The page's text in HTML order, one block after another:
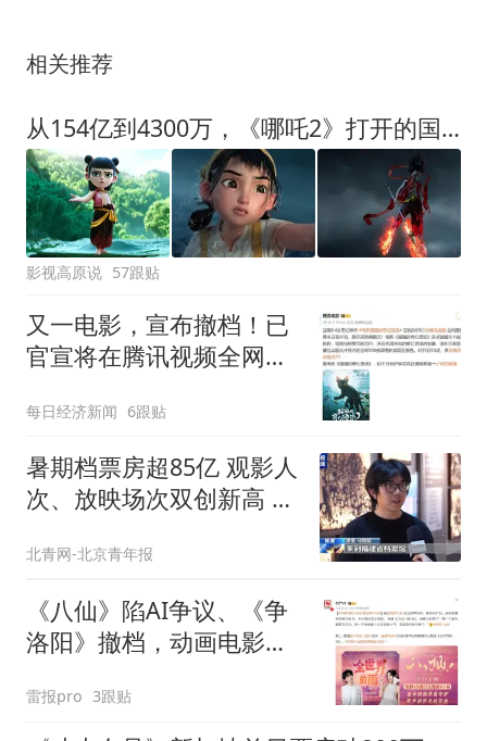
相关推荐
从154亿到4300万，《哪吒2》打开的国漫之窗又被关上了
影视高原说 57跟贴
又一电影，宣布撤档！已
官宣将在腾讯视频全网首
长片，豆瓣评分8.5
每日经济新闻 6跟贴
暑期档票房超85亿 观影人
次、放映场次双创新高 爆
北青网-北京青年报
《八仙》陷AI争议、《争
洛阳》撤档，动画电影的
雷报pro 3跟贴